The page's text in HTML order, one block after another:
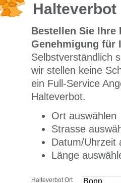
Halteverbot
Bestellen Sie
Genehmigung für
Selbstverständlich
wir stellen keine
ein Full-Service
Halteverbot.
Ort auswählen
Strasse
Datum/Uhrzeit
Länge
Halteverbot Ort